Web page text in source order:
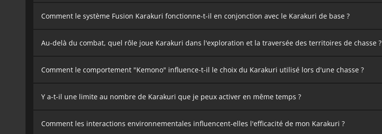
Comment le système Fusion Karakuri fonctionne-t-il en conjonction avec le Karakuri de base ?
Au-delà du combat, quel rôle joue Karakuri dans l'exploration et la traversée des territoires de chasse ?
Comment le comportement "Kemono" influence-t-il le choix du Karakuri utilisé lors d'une chasse ?
Y a-t-il une limite au nombre de Karakuri que je peux activer en même temps ?
Comment les interactions environnementales influencent-elles l'efficacité de mon Karakuri ?